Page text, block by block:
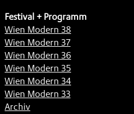
Festival + Programm
Wien Modern 38
Wien Modern 37
Wien Modern 36
Wien Modern 35
Wien Modern 34
Wien Modern 33
Archiv